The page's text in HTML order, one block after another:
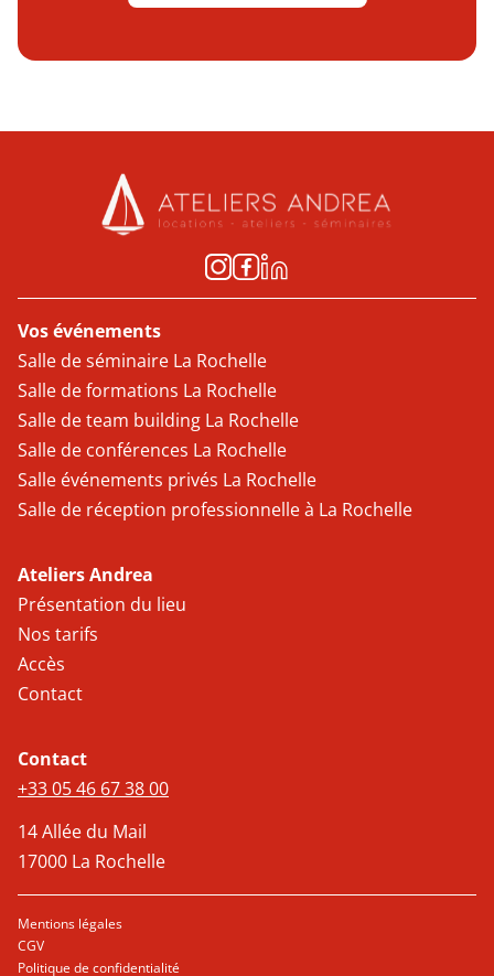
Vos événements
Salle de séminaire La Rochelle
Salle de formations La Rochelle
Salle de team building La Rochelle
Salle de conférences La Rochelle
Salle événements privés La Rochelle
Salle de réception professionnelle à La Rochelle
Ateliers Andrea
Présentation du lieu
Nos tarifs
Accès
Contact
Contact
+33 05 46 67 38 00
14 Allée du Mail
17000 La Rochelle
Mentions légales
CGV
Politique de confidentialité